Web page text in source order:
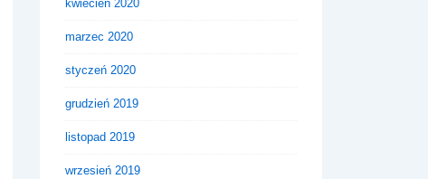
kwiecień 2020
marzec 2020
styczeń 2020
grudzień 2019
listopad 2019
wrzesień 2019